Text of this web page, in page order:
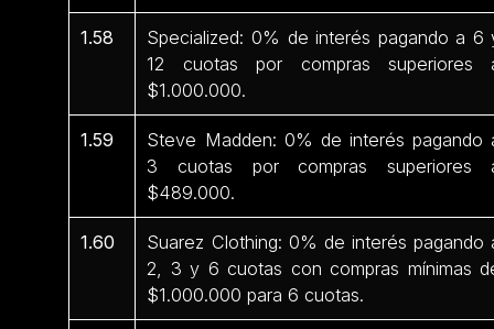
1.58
Specialized: 0% de interés pagando a 6
12 cuotas por compras superiores
$1.000.000.
1.59
Steve Madden: 0% de interés pagando
3 cuotas por compras superiores
$489.000.
1.60
Suarez Clothing: 0% de interés pagando
2, 3 y 6 cuotas con compras mínimas
$1.000.000 para 6 cuotas.